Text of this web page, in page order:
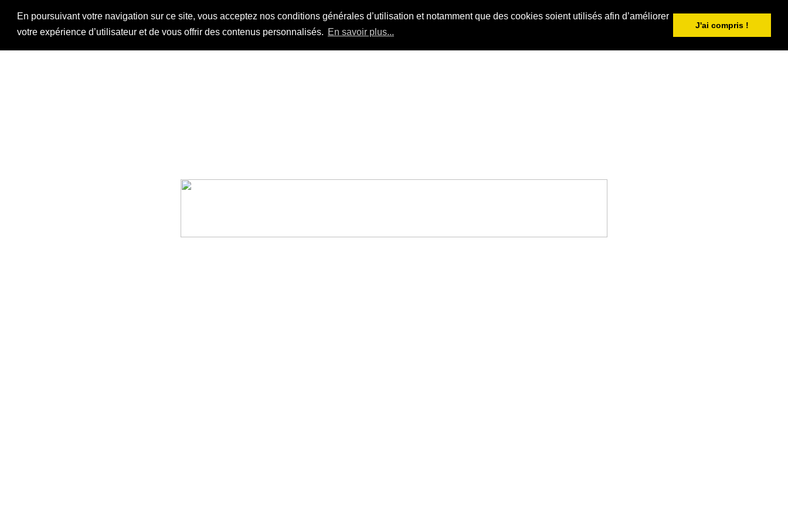
En poursuivant votre navigation sur ce site, vous acceptez nos conditions générales d’utilisation et notamment que des cookies soient utilisés afin d’améliorer
votre expérience d’utilisateur et de vous offrir des contenus personnalisés. En savoir plus...
J'ai compris !